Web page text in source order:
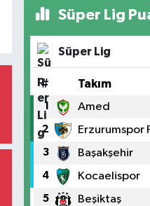
Süper Lig
Süper Lig
# Takım
1 Amed
2 Erzurumspor
3 Başakşehir
4 Kocaelispor
5 Beşiktaş